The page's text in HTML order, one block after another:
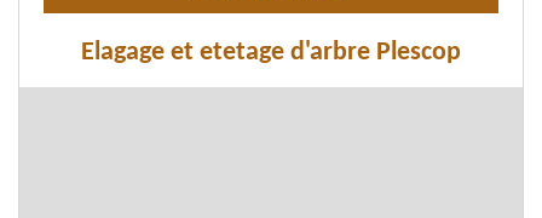
Elagage et etetage d'arbre Plescop